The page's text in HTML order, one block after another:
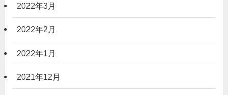
2022年3月
2022年2月
2022年1月
2021年12月